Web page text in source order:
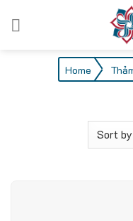
Home /